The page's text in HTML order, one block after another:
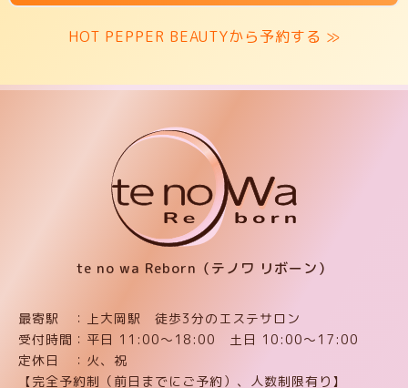
HOT PEPPER BEAUTYから予約する ≫
te no wa Reborn（テノワ リボーン）
最寄駅 ：上大岡駅 徒歩3分のエステサロン
受付時間：平日 11:00〜18:00 土日 10:00〜17:00
定休日 ：火、祝
【完全予約制（前日までにご予約）、人数制限有り】